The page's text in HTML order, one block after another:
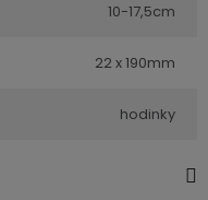
10-17,5cm
22 x 190mm
hodinky